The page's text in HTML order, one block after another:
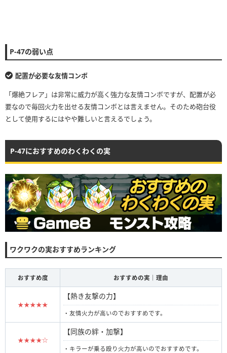
P-47の弱い点
配置が必要な友情コンボ
「爆絶フレア」は非常に威力が高く強力な友情コンボですが、配置が必
要なので毎回火力を出せる友情コンボとは言えません。そのため砲台役
として使用するにはやや難しいと言えるでしょう。
P-47におすすめのわくわくの実
ワクワクの実おすすめランキング
おすすめ度 おすすめの実｜理由
★★★★★
【熱き友撃の力】
・友情火力が高いのでおすすめです。
★★★★☆
【同族の絆・加撃】
・キラーが乗る殴り火力が高いのでおすすめです。